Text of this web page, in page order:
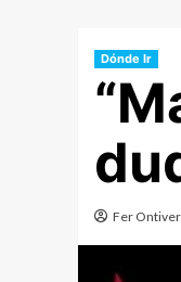
Dónde Ir
Fer